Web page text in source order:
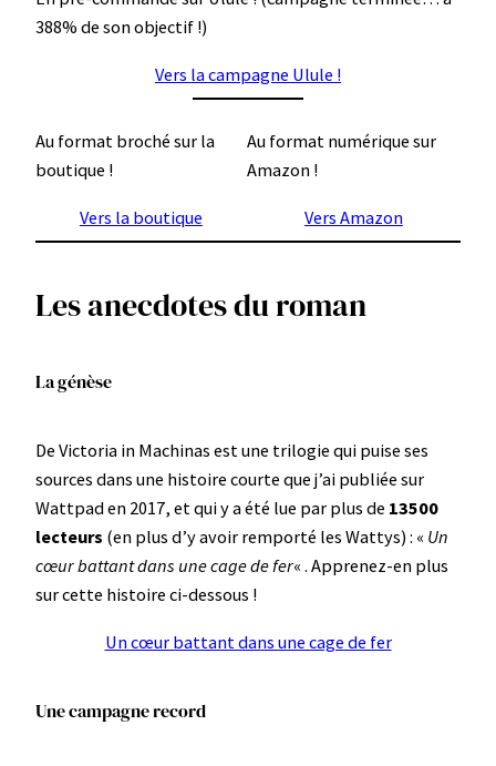
388% de son objectif !)
Vers la campagne Ulule !
Au format broché sur la
boutique !
Vers la boutique
Au format numérique sur
Amazon !
Vers Amazon
Les anecdotes du roman
La génèse
De Victoria in Machinas est une trilogie qui puise ses
sources dans une histoire courte que j’ai publiée sur
Wattpad en 2017, et qui y a été lue par plus de 13500
lecteurs (en plus d’y avoir remporté les Wattys) : « Un
cœur battant dans une cage de fer« . Apprenez-en plus
sur cette histoire ci-dessous !
Un cœur battant dans une cage de fer
Une campagne record